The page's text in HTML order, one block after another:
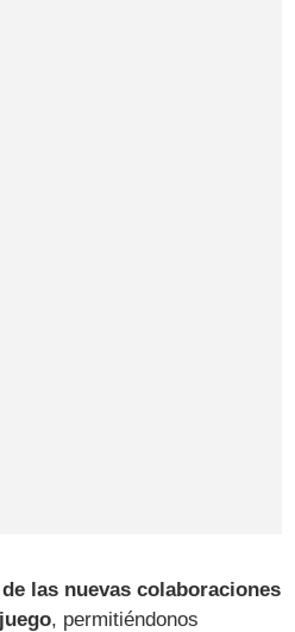
las nuevas colaboraciones
, permitiéndonos